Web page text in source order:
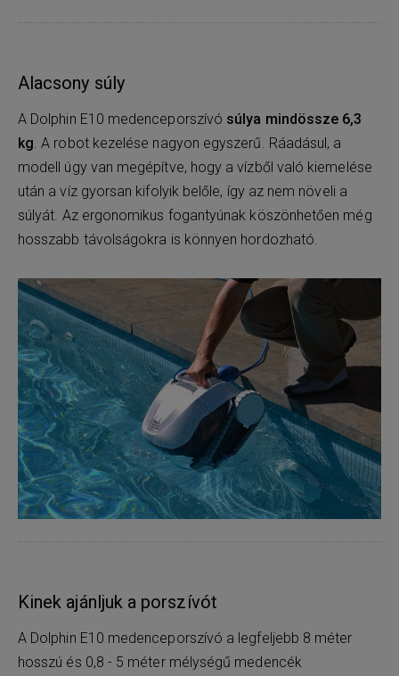
Alacsony súly
A Dolphin E10 medenceporszívó súlya mindössze 6,3
kg. A robot kezelése nagyon egyszerű. Ráadásul, a
modell úgy van megépítve, hogy a vízből való kiemelése
után a víz gyorsan kifolyik belőle, így az nem növeli a
súlyát. Az ergonomikus fogantyúnak köszönhetően még
hosszabb távolságokra is könnyen hordozható.
Kinek ajánljuk a porszívót
A Dolphin E10 medenceporszívó a legfeljebb 8 méter
hosszú és 0,8 - 5 méter mélységű medencék